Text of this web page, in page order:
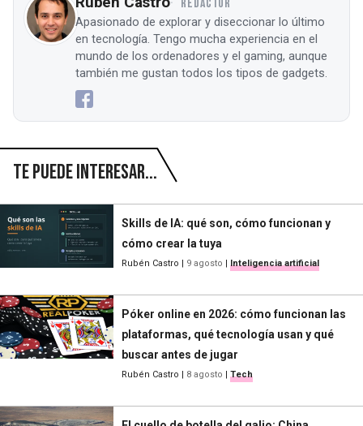
REDACTOR
Apasionado de explorar y diseccionar lo último
en tecnología. Tengo mucha experiencia en el
mundo de los ordenadores y el gaming, aunque
también me gustan todos los tipos de gadgets.
Te puede interesar...
Skills de IA: qué son, cómo funcionan y
cómo crear la tuya
Rubén Castro | 9 agosto | Inteligencia artificial
Póker online en 2026: cómo funcionan las
plataformas, qué tecnología usan y qué
buscar antes de jugar
Rubén Castro | 8 agosto | Tech